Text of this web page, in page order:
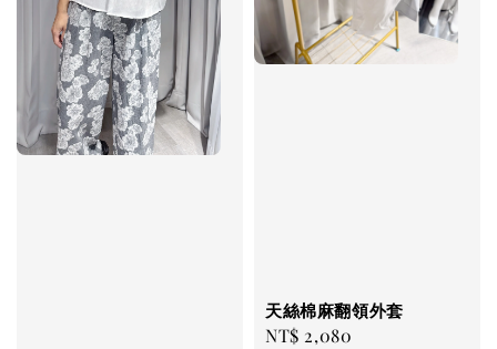
天絲棉麻翻領外套
Regular
NT$ 2,080